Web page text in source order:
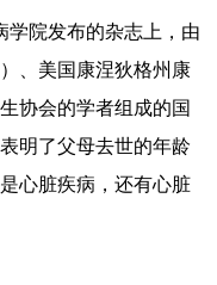
学院发布的杂志 上 ， 由
美国康涅狄格州康
协会的学者组成的国
明了父母去世的年龄
心脏疾病， 还有心脏